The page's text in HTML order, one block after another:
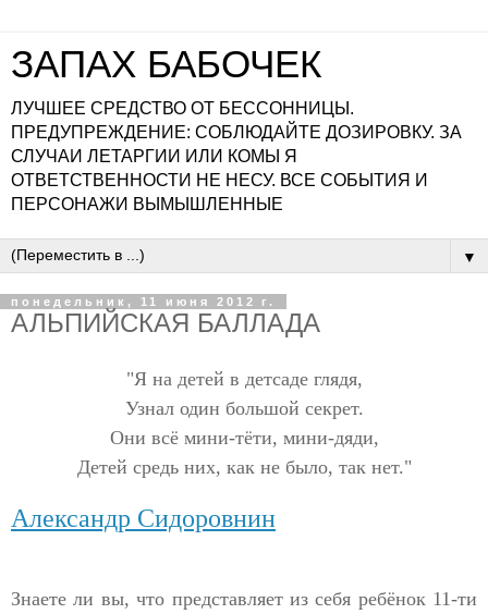
ЗАПАХ БАБОЧЕК
ЛУЧШЕЕ СРЕДСТВО ОТ БЕССОННИЦЫ.
ПРЕДУПРЕЖДЕНИЕ: СОБЛЮДАЙТЕ ДОЗИРОВКУ. ЗА
СЛУЧАИ ЛЕТАРГИИ ИЛИ КОМЫ Я
ОТВЕТСТВЕННОСТИ НЕ НЕСУ. ВСЕ СОБЫТИЯ И
ПЕРСОНАЖИ ВЫМЫШЛЕННЫЕ
▼
понедельник, 11 июня 2012 г.
АЛЬПИЙСКАЯ БАЛЛАДА
"Я на детей в детсаде глядя,
Узнал один большой секрет.
Они всё мини-тёти, мини-дяди,
Детей средь них, как не было, так нет."
Александр Сидоровнин
Знаете ли вы, что представляет из себя ребёнок 11-ти